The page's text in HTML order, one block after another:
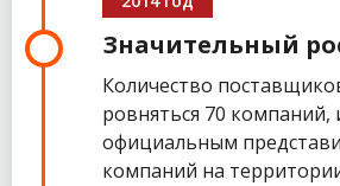
Значительный
Количество
ровняться 70 компаний,
официальным
компаний на